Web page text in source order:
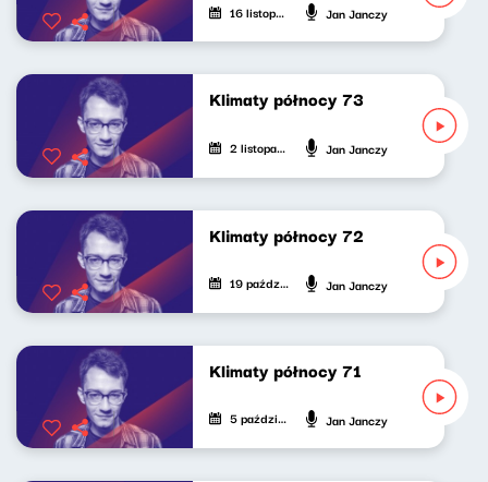
16 listopada 2024 Jan Janczy
Klimaty północy 73
2 listopada 2024 Jan Janczy
Klimaty północy 72
19 października 2024 Jan Janczy
Klimaty północy 71
5 października 2024 Jan Janczy